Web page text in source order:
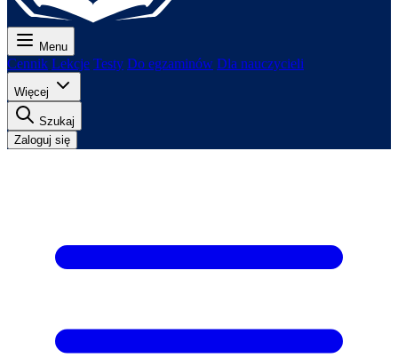
Menu
Cennik Lekcje Testy Do egzaminów Dla nauczycieli
Więcej
Szukaj
Zaloguj się